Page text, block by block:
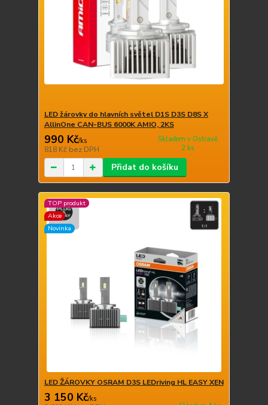
LED žárovky do hlavních světel D1S D3S D8S X
AllinOne CAN-BUS 6000K AMIO, 2KS
990 Kč/ks
818 Kč bez DPH
Skladem v Ostravě
2 ks
Přidat do košíku
TOP produkt
Akce
Novinka
LED ŽÁROVKY OSRAM D3S LEDriving HL EASY XEN
3 150 Kč/ks